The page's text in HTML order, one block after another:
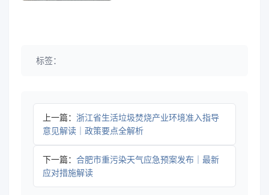
标签：
上一篇： 浙江省生活垃圾焚烧产业环境准入指导
意见解读｜政策要点全解析
下一篇： 合肥市重污染天气应急预案发布｜最新
应对措施解读